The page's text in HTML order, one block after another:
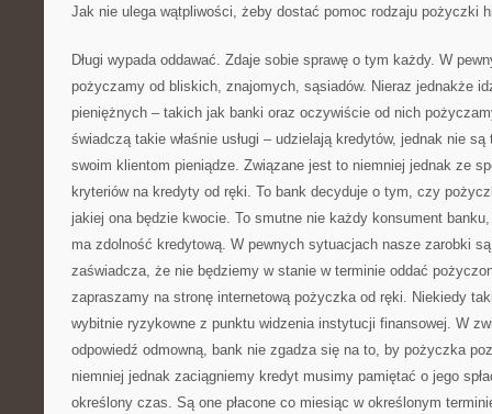
Jak nie ulega wątpliwości, żeby dostać pomoc rodzaju pożyczki
Długi wypada oddawać. Zdaje sobie sprawę o tym każdy. W
pożyczamy od bliskich, znajomych, sąsiadów. Nieraz jednakże
pieniężnych – takich jak banki oraz oczywiście od nich
świadczą takie właśnie usługi – udzielają kredytów, jednak nie
swoim klientom pieniądze. Związane jest to niemniej jednak ze
kryteriów na kredyty od ręki. To bank decyduje o tym, czy
jakiej ona będzie kwocie. To smutne nie każdy konsument
ma zdolność kredytową. W pewnych sytuacjach nasze zarobki
zaświadcza, że nie będziemy w stanie w terminie oddać
zapraszamy na stronę internetową pożyczka od ręki. Niekiedy
wybitnie ryzykowne z punktu widzenia instytucji finansowej. W
odpowiedź odmowną, bank nie zgadza się na to, by pożyczka
niemniej jednak zaciągniemy kredyt musimy pamiętać o jego
określony czas. Są one płacone co miesiąc w określonym